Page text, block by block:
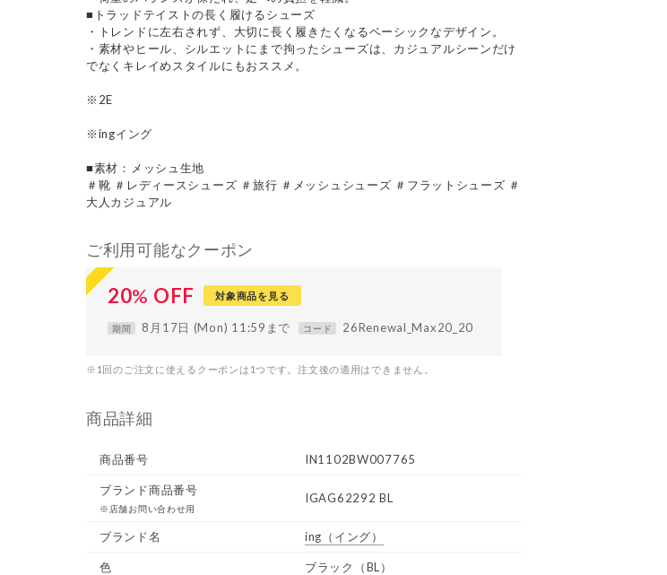
■トラッドテイストの長く履けるシューズ
・トレンドに左右されず、大切に長く履きたくなるベーシックなデザイン。
・素材やヒール、シルエットにまで拘ったシューズは、カジュアルシーンだけ
でなくキレイめスタイルにもおススメ。
※2E
※ingイング
■素材：メッシュ生地
＃靴 ＃レディースシューズ ＃旅行 ＃メッシュシューズ ＃フラットシューズ ＃
大人カジュアル
ご利用可能なクーポン
20% OFF 対象商品を見る
期間 8月17日 (Mon) 11:59まで コード 26Renewal_Max20_20
※1回のご注文に使えるクーポンは1つです。注文後の適用はできません。
商品詳細
商品番号 IN1102BW007765
ブランド商品番号
※店舗お問い合わせ用
IGAG62292 BL
ブランド名 ing （イング）
色 ブラック（BL）